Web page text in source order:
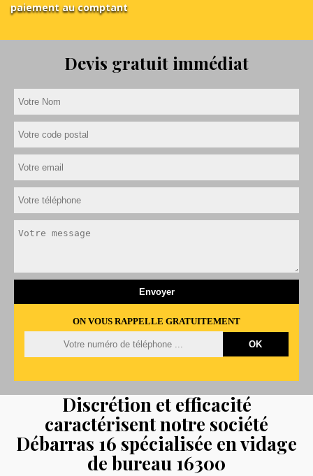
paiement au comptant
Devis gratuit immédiat
ON VOUS RAPPELLE GRATUITEMENT
Discrétion et efficacité
caractérisent notre société
Débarras 16 spécialisée en vidage
de bureau 16300